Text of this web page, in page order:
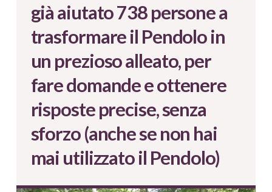
già aiutato738persone a
trasformare il Pendolo in
un prezioso alleato, per
fare domande e ottenere
risposte precise, senza
sforzo (anche se non hai
mai utilizzato il Pendolo)